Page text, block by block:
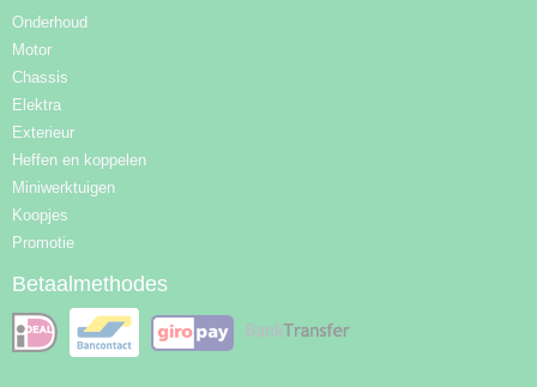
Onderhoud
Motor
Chassis
Elektra
Exterieur
Heffen en koppelen
Miniwerktuigen
Koopjes
Promotie
Betaalmethodes